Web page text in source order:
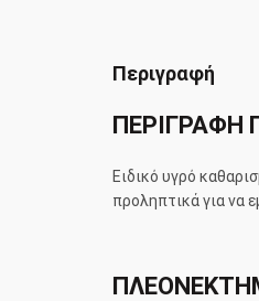
Περιγραφή
ΠΕΡΙΓΡΑΦΗ
Ειδικό υγρό
προληπτικά για να